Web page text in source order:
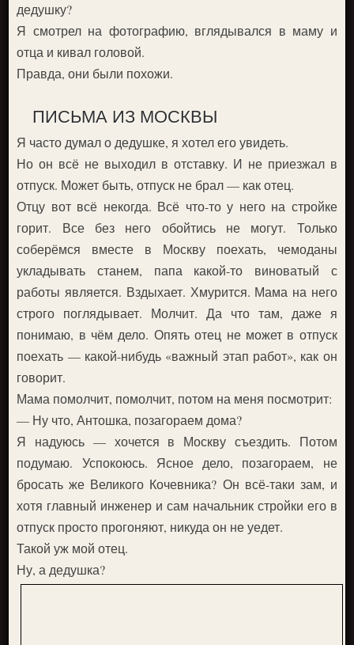
дедушку?
Я смотрел на фотографию, вглядывался в маму и
отца и кивал головой.
Правда, они были похожи.
ПИСЬМА ИЗ МОСКВЫ
Я часто думал о дедушке, я хотел его увидеть.
Но он всё не выходил в отставку. И не приезжал в
отпуск. Может быть, отпуск не брал — как отец.
Отцу вот всё некогда. Всё что-то у него на стройке
горит. Все без него обойтись не могут. Только
соберёмся вместе в Москву поехать, чемоданы
укладывать станем, папа какой-то виноватый с
работы является. Вздыхает. Хмурится. Мама на него
строго поглядывает. Молчит. Да что там, даже я
понимаю, в чём дело. Опять отец не может в отпуск
поехать — какой-нибудь «важный этап работ», как он
говорит.
Мама помолчит, помолчит, потом на меня посмотрит:
— Ну что, Антошка, позагораем дома?
Я надуюсь — хочется в Москву съездить. Потом
подумаю. Успокоюсь. Ясное дело, позагораем, не
бросать же Великого Кочевника? Он всё-таки зам, и
хотя главный инженер и сам начальник стройки его в
отпуск просто прогоняют, никуда он не уедет.
Такой уж мой отец.
Ну, а дедушка?